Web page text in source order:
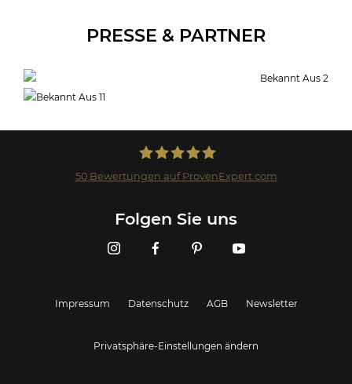
PRESSE & PARTNER
50Bewertungen auf ProvenExpert.com
Folgen Sie uns
Impressum Datenschutz AGB Newsletter
Privatsphäre-Einstellungen ändern